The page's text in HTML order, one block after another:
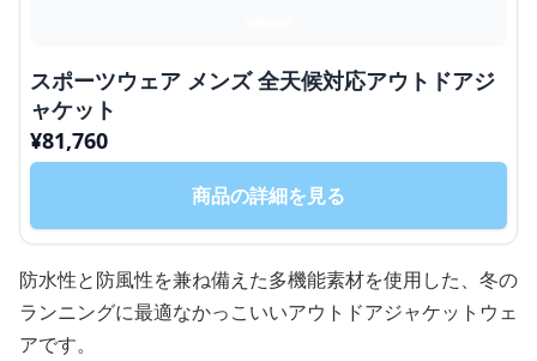
スポーツウェア メンズ 全天候対応アウトドアジ
ャケット
¥81,760
商品の詳細を見る
防水性と防風性を兼ね備えた多機能素材を使用した、冬の
ランニングに最適なかっこいいアウトドアジャケットウェ
アです。